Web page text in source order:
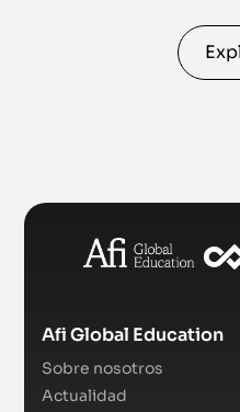
Afi Global Education
Sobre nosotros
Actualidad